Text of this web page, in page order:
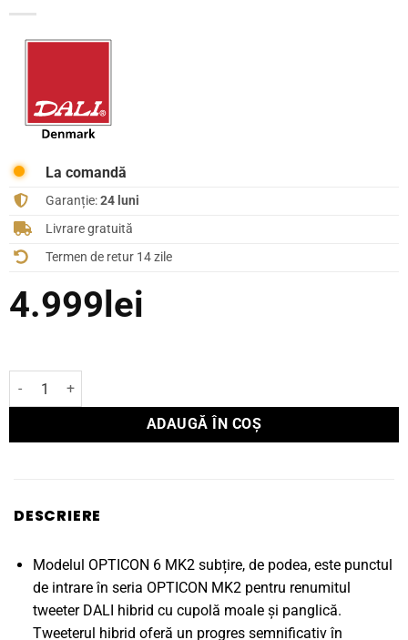
La comandă
Garanție:24 luni
Livrare gratuită
Termen de retur 14 zile
4.999 lei
Cantitate Boxe de Podea Dali OPTICON 6 MK2 Negre
ADAUGĂ ÎN COȘ
DESCRIERE
Modelul OPTICON 6 MK2 subțire, de podea, este punctul
de intrare în seria OPTICON MK2 pentru renumitul
tweeter DALI hibrid cu cupolă moale și panglică.
Tweeterul hibrid oferă un progres semnificativ în